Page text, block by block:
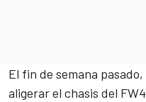
El fin de semana
aligerar el chasis del